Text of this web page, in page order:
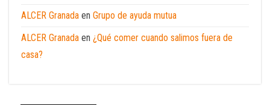
ALCER Granada en Grupo de ayuda mutua
ALCER Granada en ¿Qué comer cuando salimos fuera de
casa?